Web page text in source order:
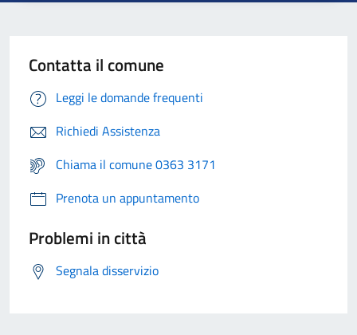
Contatta il comune
Leggi le domande frequenti
Richiedi Assistenza
Chiama il comune 0363 3171
Prenota un appuntamento
Problemi in città
Segnala disservizio